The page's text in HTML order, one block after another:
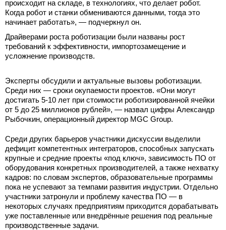
происходит на складе, в технологиях, что делает робот.
Когда робот и станки обмениваются данными, тогда это
начинает работать», — подчеркнул он.
Драйверами роста роботизации были названы рост
требований к эффективности, импортозамещение и
усложнение производств.
Эксперты обсудили и актуальные вызовы роботизации.
Среди них — сроки окупаемости проектов. «Они могут
достигать 5-10 лет при стоимости роботизированной ячейки
от 5 до 25 миллионов рублей», — назвал цифры Александр
Рыбочкин, операционный директор MGC Group.
Среди других барьеров участники дискуссии выделили
дефицит компетентных интеграторов, способных запускать
крупные и средние проекты «под ключ», зависимость ПО от
оборудования конкретных производителей, а также нехватку
кадров: по словам экспертов, образовательные программы
пока не успевают за темпами развития индустрии. Отдельно
участники затронули и проблему качества ПО — в
некоторых случаях предприятиям приходится дорабатывать
уже поставленные или внедрённые решения под реальные
производственные задачи.